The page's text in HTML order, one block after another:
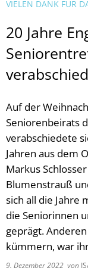
VIELEN DANK FÜR
20 Jahre
Auf der
Seniorenbeirats
verabschiedete
Jahren aus dem
Markus
Blumenstrauß
sich all die
die Seniorinnen
geprägt.
kümmern, war
9. Dezember 2022 von